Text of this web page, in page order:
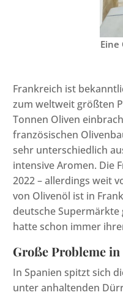
Eine
Frankreich ist
zum weltweit größten
Tonnen Oliven
französischen
sehr unterschiedlich
intensive Aromen. Die
2022 – allerdings weit
von Olivenöl ist in
deutsche Supermärkte
hatte schon immer
Große Probleme in
In Spanien spitzt sich
unter anhaltenden